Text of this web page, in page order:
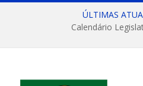
ÚLTIMAS
Calendário